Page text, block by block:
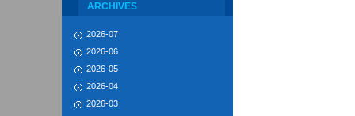
ARCHIVES
2026-07
2026-06
2026-05
2026-04
2026-03